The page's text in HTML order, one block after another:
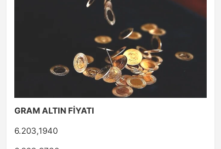
GRAM ALTIN FİYATI
6.203,1940